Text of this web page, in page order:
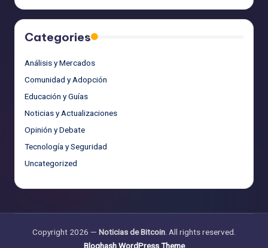
Categories
Análisis y Mercados
Comunidad y Adopción
Educación y Guías
Noticias y Actualizaciones
Opinión y Debate
Tecnología y Seguridad
Uncategorized
Copyright 2026 — Noticias de Bitcoin . All rights reserved.
Bloghash WordPress Theme